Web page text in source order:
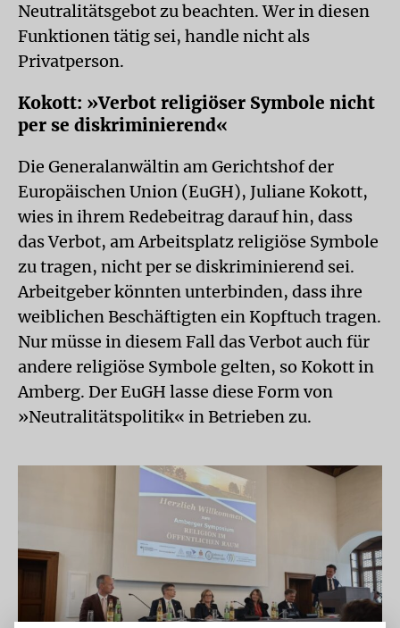
Neutralitätsgebot zu beachten. Wer in diesen
Funktionen tätig sei, handle nicht als
Privatperson.
Kokott: »Verbot religiöser Symbole nicht
per se diskriminierend«
Die Generalanwältin am Gerichtshof der
Europäischen Union (EuGH), Juliane Kokott,
wies in ihrem Redebeitrag darauf hin, dass
das Verbot, am Arbeitsplatz religiöse Symbole
zu tragen, nicht per se diskriminierend sei.
Arbeitgeber könnten unterbinden, dass ihre
weiblichen Beschäftigten ein Kopftuch tragen.
Nur müsse in diesem Fall das Verbot auch für
andere religiöse Symbole gelten, so Kokott in
Amberg. Der EuGH lasse diese Form von
»Neutralitätspolitik« in Betrieben zu.